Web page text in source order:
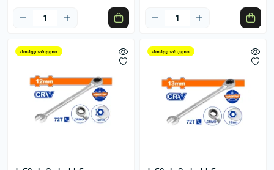
პოპულარული პოპულარული